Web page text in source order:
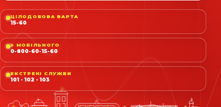
ЦІЛОДОБОВА ВАРТА
15-60
З МОБІЛЬНОГО
0-800-60-15-60
ЕКСТРЕНІ СЛУЖБИ
101 · 102 · 103